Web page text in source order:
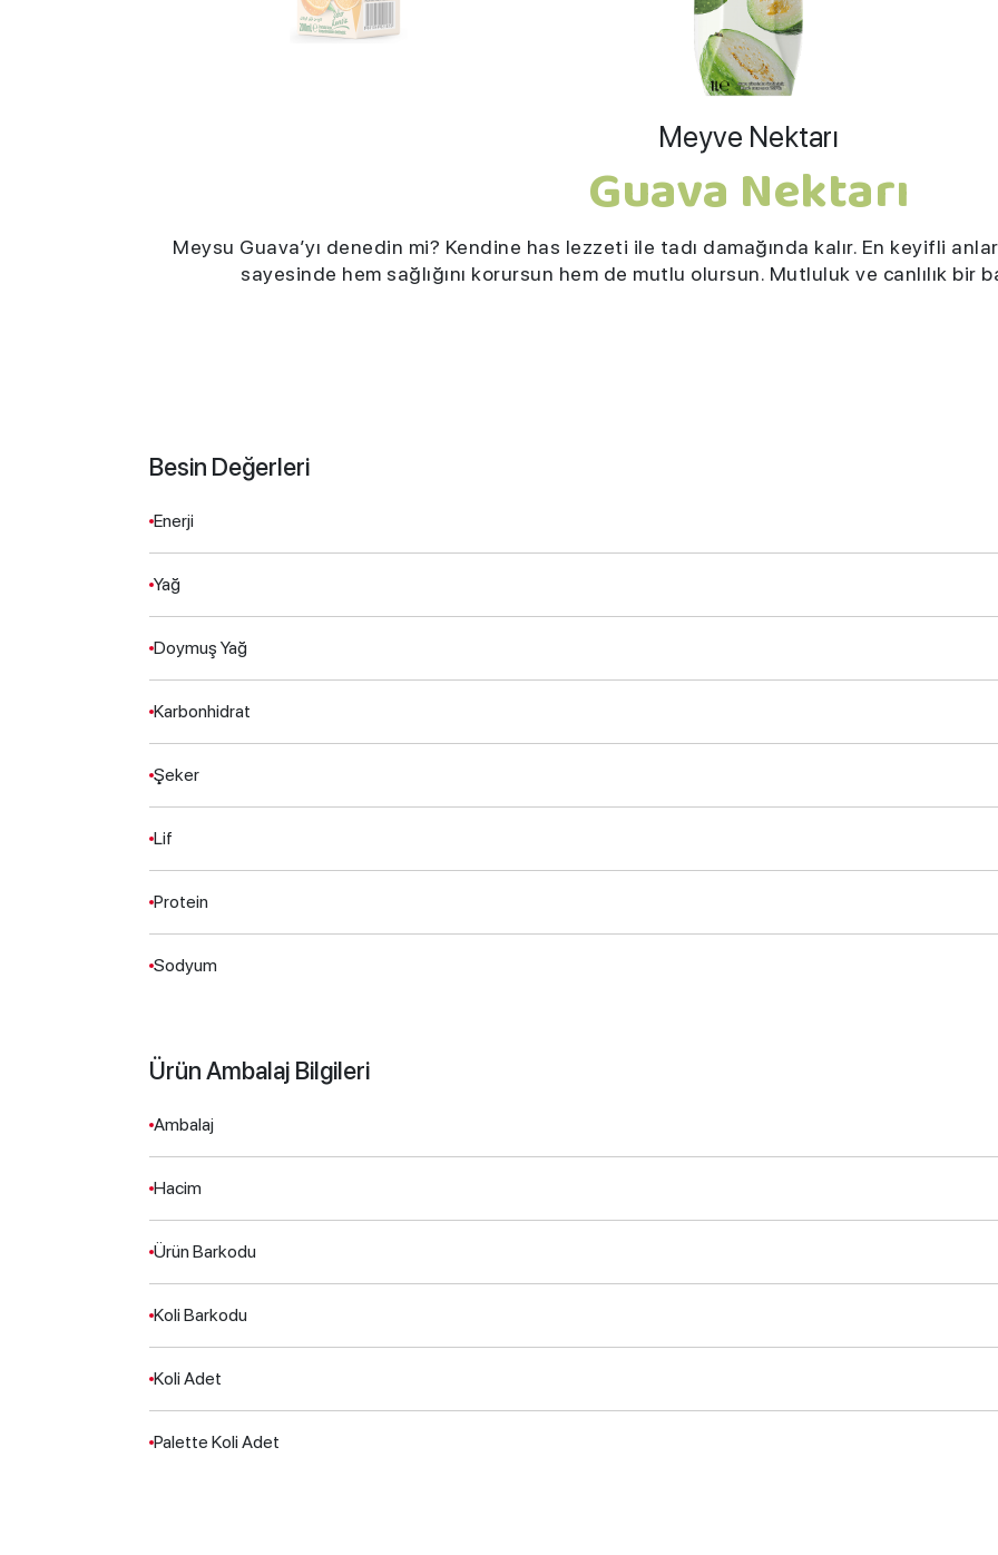
Meyve Nektarı
Guava Nektarı
Meysu Guava’yı denedin mi? Kendine has lezzeti ile tadı damağında kalır. En keyifli
sayesinde hem sağlığını korursun hem de mutlu olursun. Mutluluk ve canlılık bir
Besin Değerleri
Enerji
Yağ
Doymuş Yağ
Karbonhidrat
Şeker
Lif
Protein
Sodyum
Ürün Ambalaj Bilgileri
Ambalaj
Hacim
Ürün Barkodu
Koli Barkodu
Koli Adet
Palette Koli Adet